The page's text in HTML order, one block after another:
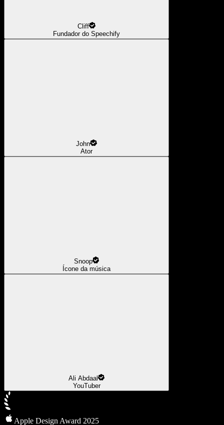
Cliff
Fundador do Speechify
John
Ator
Snoop
Ícone da música
Ali Abdaal
YouTuber
Apple Design Award 2025